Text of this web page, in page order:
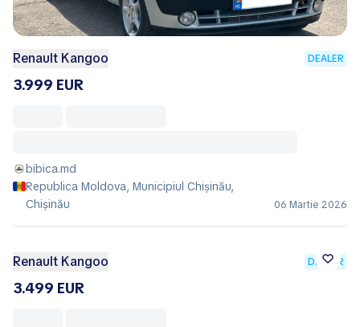
Renault Kangoo DEALER
3.999 EUR
bibica.md
Republica Moldova, Municipiul Chișinău,
Chișinău
06 Martie 2026
Renault Kangoo DEALER
3.499 EUR